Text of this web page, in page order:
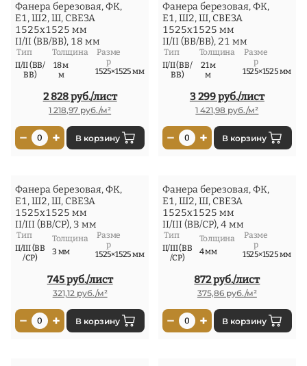
Фанера березовая, ФК,
Е1, Ш2, Ш, СВЕЗА
1525x1525 мм
II/II (ВВ/ВВ), 18 мм
Тип
II/II (ВВ/
ВВ)
Толщина
18 м
м
Разме
р
1525×1525 мм
2 828 руб./лист
1 218,97 руб./м²
− 0 + В корзину
Фанера березовая, ФК,
Е1, Ш2, Ш, СВЕЗА
1525x1525 мм
II/II (ВВ/ВВ), 21 мм
Тип
II/II (ВВ/
ВВ)
Толщина
21 м
м
Разме
р
1525×1525 мм
3 299 руб./лист
1 421,98 руб./м²
− 0 + В корзину
Фанера березовая, ФК,
Е1, Ш2, Ш, СВЕЗА
1525x1525 мм
II/III (ВВ/СР), 3 мм
Тип
II/III (ВВ
/СР)
Толщина
3 мм
Разме
р
1525×1525 мм
745 руб./лист
321,12 руб./м²
− 0 + В корзину
Фанера березовая, ФК,
Е1, Ш2, Ш, СВЕЗА
1525x1525 мм
II/III (ВВ/СР), 4 мм
Тип
II/III (ВВ
/СР)
Толщина
4 мм
Разме
р
1525×1525 мм
872 руб./лист
375,86 руб./м²
− 0 + В корзину